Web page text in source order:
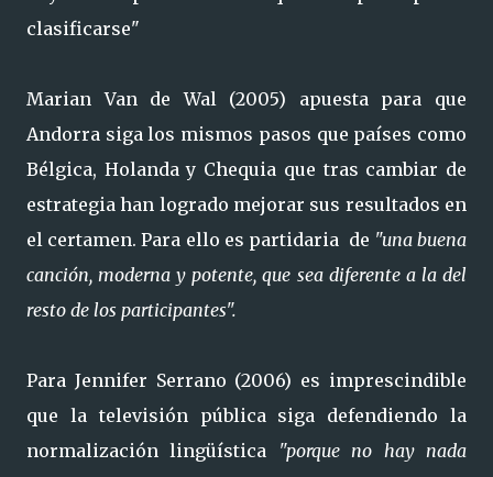
clasificarse"
Marian Van de Wal (2005) apuesta para que
Andorra siga los mismos pasos que países como
Bélgica, Holanda y Chequia que tras cambiar de
estrategia han logrado mejorar sus resultados en
el certamen. Para ello es partidaria de "una buena
canción, moderna y potente, que sea diferente a la del
resto de los participantes".
Para Jennifer Serrano (2006) es imprescindible
que la televisión pública siga defendiendo la
normalización lingüística "porque no hay nada